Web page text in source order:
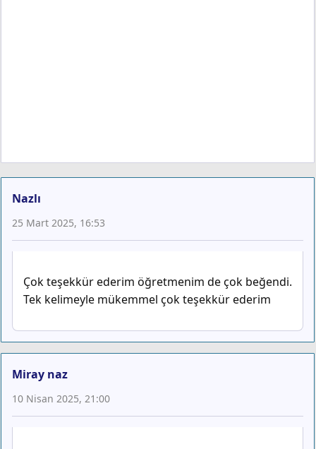
Nazlı
25 Mart 2025, 16:53
Çok teşekkür ederim öğretmenim de çok beğendi.
Tek kelimeyle mükemmel çok teşekkür ederim
Miray naz
10 Nisan 2025, 21:00